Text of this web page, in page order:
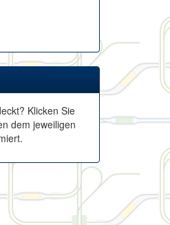
Klicken Sie
dem jeweiligen